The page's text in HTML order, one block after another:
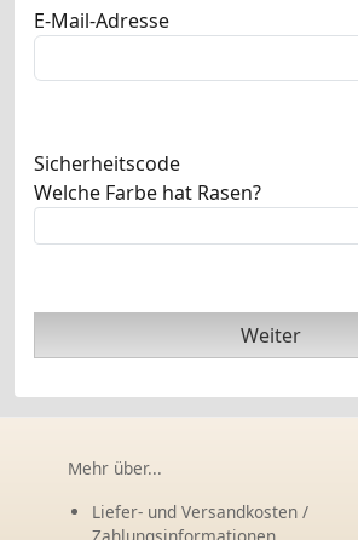
E-Mail-Adresse
Sicherheitscode
Welche Farbe hat Rasen?
Weiter
Mehr über...
Liefer- und Versandkosten /